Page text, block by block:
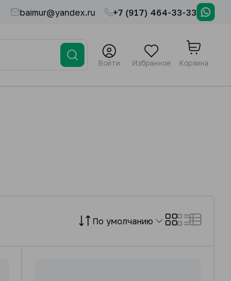
baimur@yandex.ru +7 (917) 464-33-33
Войти Избранное Корзина
По умолчанию